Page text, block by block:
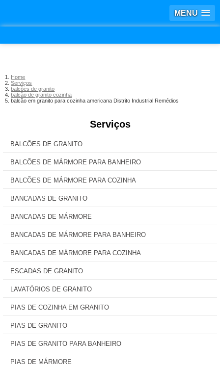
MENU
Home
Serviços
balcões de granito
balcão de granito cozinha
balcão em granito para cozinha americana Distrito Industrial Remédios
Serviços
BALCÕES DE GRANITO
BALCÕES DE MÁRMORE PARA BANHEIRO
BALCÕES DE MÁRMORE PARA COZINHA
BANCADAS DE GRANITO
BANCADAS DE MÁRMORE
BANCADAS DE MÁRMORE PARA BANHEIRO
BANCADAS DE MÁRMORE PARA COZINHA
ESCADAS DE GRANITO
LAVATÓRIOS DE GRANITO
PIAS DE COZINHA EM GRANITO
PIAS DE GRANITO
PIAS DE GRANITO PARA BANHEIRO
PIAS DE MÁRMORE